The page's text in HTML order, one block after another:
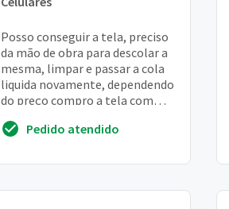
Posso conseguir a tela, preciso
da mão de obra para descolar a
mesma, limpar e passar a cola
liquida novamente, dependendo
do preço compro a tela com
serviçoPedido atendido